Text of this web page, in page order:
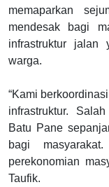
memaparkan
mendesak bagi
infrastruktur jalan
warga.
“Kami
infrastruktur.
Batu Pane
bagi
perekonomian
Taufik.